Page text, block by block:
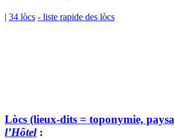
| 34 lòcs - liste rapide des lòcs
Lòcs (lieux-dits = toponymie,
l’Hôtel: